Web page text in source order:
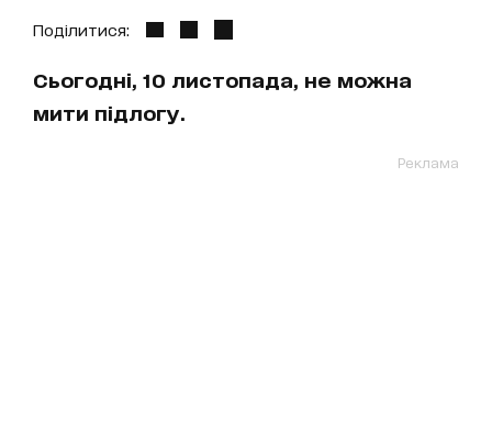
Поділитися:
Сьогодні, 10 листопада, не можна
мити підлогу.
Реклама